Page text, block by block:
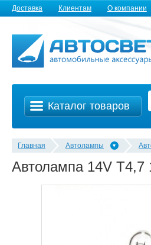
Доставка Клиентам О компании
Каталог товаров
Главная Автолампы
Автолампа 14V T4,7